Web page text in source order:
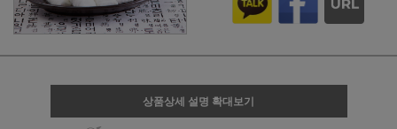
상품상세 설명 확대보기